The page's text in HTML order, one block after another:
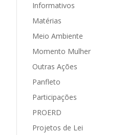
Informativos
Matérias
Meio Ambiente
Momento Mulher
Outras Ações
Panfleto
Participações
PROERD
Projetos de Lei